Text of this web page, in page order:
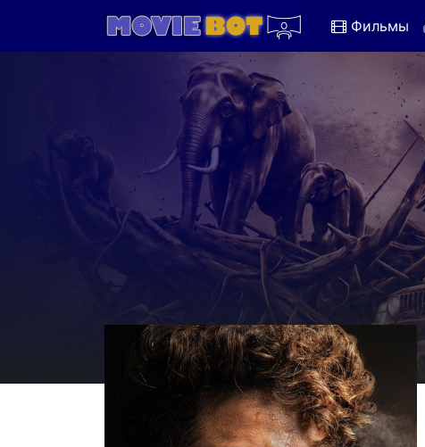
Фильмы